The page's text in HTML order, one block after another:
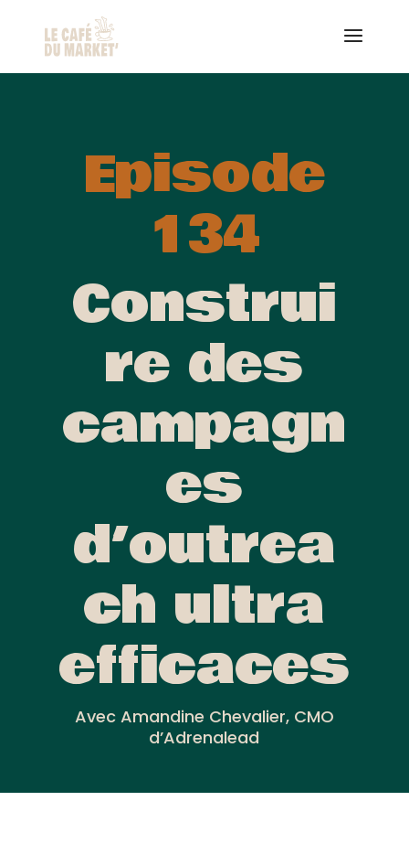
Episode
134
Construi
re des
campagn
es
d’outrea
ch ultra
efficaces
Avec Amandine Chevalier, CMO
d’Adrenalead